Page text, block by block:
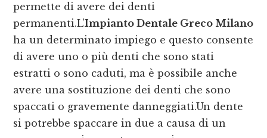
permette di avere dei denti
permanenti.L’Impianto Dentale Greco Milano
ha un determinato impiego e questo consente
di avere uno o più denti che sono stati
estratti o sono caduti, ma è possibile anche
avere una sostituzione dei denti che sono
spaccati o gravemente danneggiati.Un dente
si potrebbe spaccare in due a causa di un